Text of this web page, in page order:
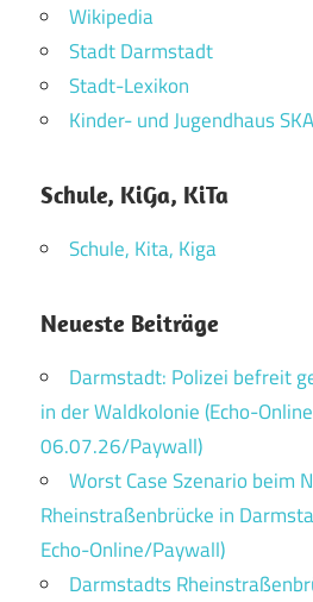
Wikipedia
Stadt Darmstadt
Stadt-Lexikon
Kinder- und Jugendhaus SKA
Schule, KiGa, KiTa
Schule, Kita, Kiga
Neueste Beiträge
Darmstadt: Polizei befreit
in der Waldkolonie (Echo-
06.07.26/Paywall)
Worst Case Szenario beim
Rheinstraßenbrücke in
Echo-Online/Paywall)
Darmstadts